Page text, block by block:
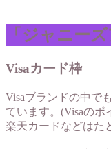
「ジャニー
Visaカード枠
Visaブランドの中で
ています。(Visaの
楽天カードなどはた